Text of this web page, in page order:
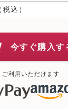
今すぐ購入す
ご利用いただけます